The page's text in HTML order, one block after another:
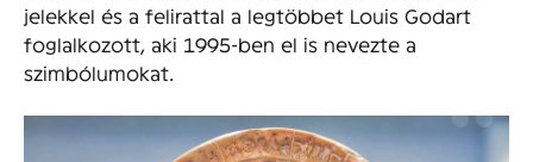
jelekkel és a felirattal a legtöbbet Louis Godart
foglalkozott, aki 1995-ben el is nevezte a
szimbólumokat.